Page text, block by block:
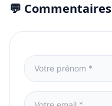
💬 Commentaires